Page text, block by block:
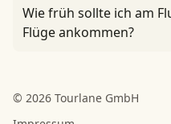
Wie früh sollte ich am
Flüge ankommen?
© 2026 Tourlane GmbH